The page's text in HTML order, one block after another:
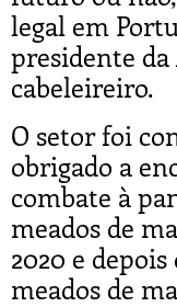
legal em
presidente da
cabeleireiro.
O setor foi
obrigado a
combate à
meados de
2020 e
meados de